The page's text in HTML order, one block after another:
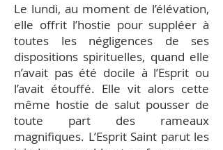
Le lundi, au moment de l’élévation,
elle offrit l’hostie pour suppléer à
toutes les négligences de ses
dispositions spirituelles, quand elle
n’avait pas été docile à l’Esprit ou
l’avait étouffé. Elle vit alors cette
même hostie de salut pousser de
toute part des rameaux
magnifiques. L’Esprit Saint parut les